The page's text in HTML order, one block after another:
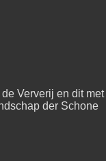
Ververij en dit met
der Schone